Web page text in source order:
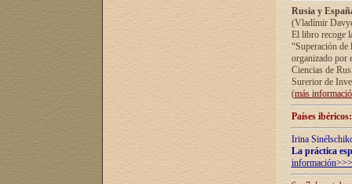
Rusia y
(Vladímir
El libro recoge
“Superación
organizado por
Ciencias de
Surerior de
(más
Países
Irina
La práctica
información>>>